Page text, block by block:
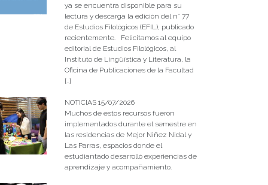
ya se encuentra disponible para su
lectura y descarga la edición del n° 77
de Estudios Filológicos (EFIL), publicado
recientemente. Felicitamos al equipo
editorial de Estudios Filológicos, al
Instituto de Lingüística y Literatura, la
Oficina de Publicaciones de la Facultad
[…]
NOTICIAS 15/07/2026
Muchos de estos recursos fueron
implementados durante el semestre en
las residencias de Mejor Niñez Nidal y
Las Parras, espacios donde el
estudiantado desarrolló experiencias de
aprendizaje y acompañamiento.